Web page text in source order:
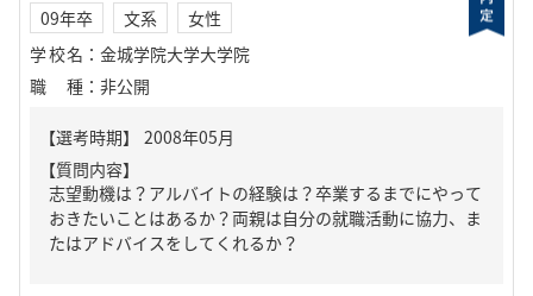
09年卒 文系
女性
学校名 ： 金城学院大学大学院
職種 ： 非公開
【質問内容】
志望動機は？アルバイトの経験は？卒業するまでにやって
おきたいことはあるか？両親は自分の就職活動に協力、ま
たはアドバイスをしてくれるか？